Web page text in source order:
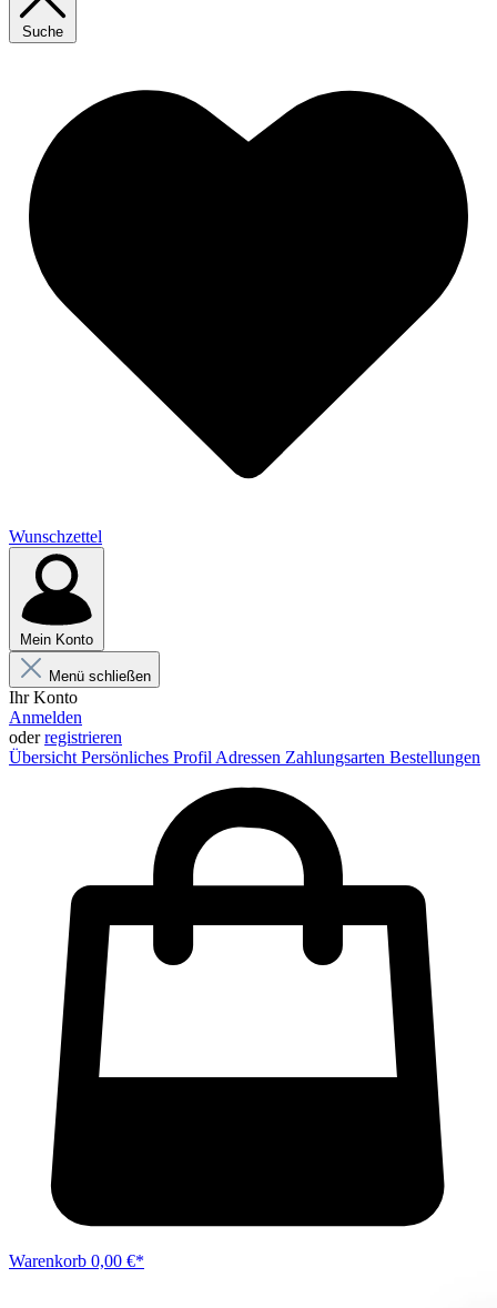
Suche
Wunschzettel
Mein Konto
Menü schließen
Ihr Konto
Anmelden
oderregistrieren
Übersicht Persönliches Profil Adressen Zahlungsarten Bestellungen
Warenkorb 0,00 €*